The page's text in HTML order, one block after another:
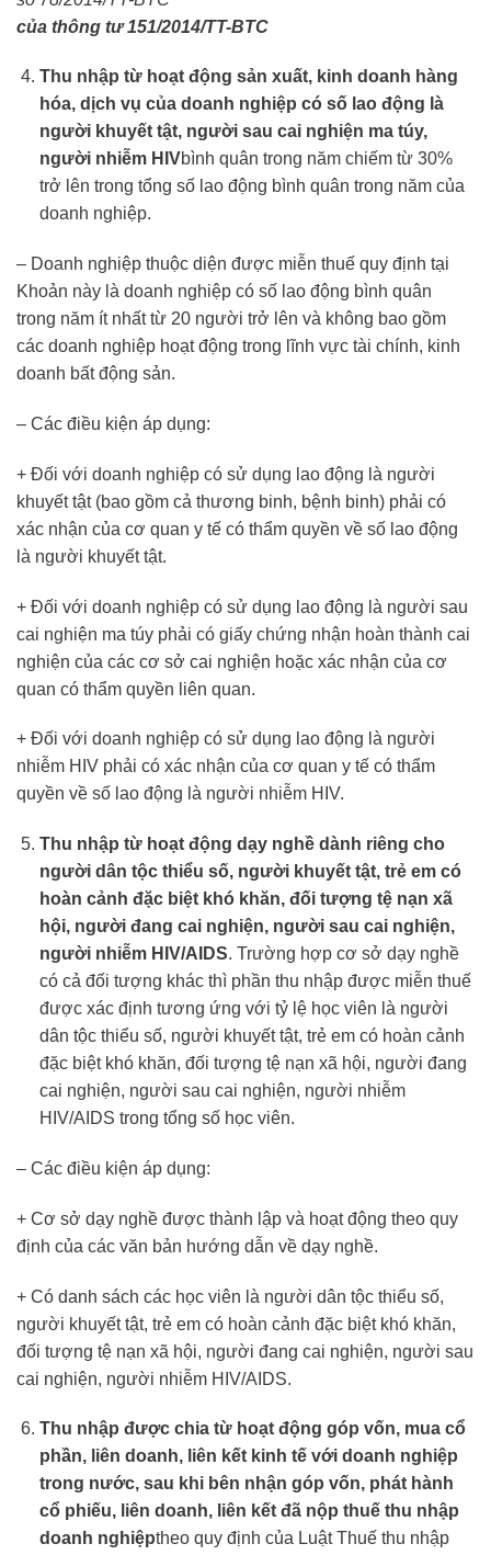
của thông tư 151/2014/TT-BTC
Thu nhập từ hoạt động sản xuất, kinh doanh hàng
hóa, dịch vụ của doanh nghiệp có số lao động là
người khuyết tật, người sau cai nghiện ma túy,
người nhiễm HIVbình quân trong năm chiếm từ 30%
trở lên trong tổng số lao động bình quân trong năm của
doanh nghiệp.
– Doanh nghiệp thuộc diện được miễn thuế quy định tại
Khoản này là doanh nghiệp có số lao động bình quân
trong năm ít nhất từ 20 người trở lên và không bao gồm
các doanh nghiệp hoạt động trong lĩnh vực tài chính, kinh
doanh bất động sản.
– Các điều kiện áp dụng:
+ Đối với doanh nghiệp có sử dụng lao động là người
khuyết tật (bao gồm cả thương binh, bệnh binh) phải có
xác nhận của cơ quan y tế có thẩm quyền về số lao động
là người khuyết tật.
+ Đối với doanh nghiệp có sử dụng lao động là người sau
cai nghiện ma túy phải có giấy chứng nhận hoàn thành cai
nghiện của các cơ sở cai nghiện hoặc xác nhận của cơ
quan có thẩm quyền liên quan.
+ Đối với doanh nghiệp có sử dụng lao động là người
nhiễm HIV phải có xác nhận của cơ quan y tế có thẩm
quyền về số lao động là người nhiễm HIV.
Thu nhập từ hoạt động dạy nghề dành riêng cho
người dân tộc thiểu số, người khuyết tật, trẻ em có
hoàn cảnh đặc biệt khó khăn, đối tượng tệ nạn xã
hội, người đang cai nghiện, người sau cai nghiện,
người nhiễm HIV/AIDS. Trường hợp cơ sở dạy nghề
có cả đối tượng khác thì phần thu nhập được miễn thuế
được xác định tương ứng với tỷ lệ học viên là người
dân tộc thiểu số, người khuyết tật, trẻ em có hoàn cảnh
đặc biệt khó khăn, đối tượng tệ nạn xã hội, người đang
cai nghiện, người sau cai nghiện, người nhiễm
HIV/AIDS trong tổng số học viên.
– Các điều kiện áp dụng:
+ Cơ sở dạy nghề được thành lập và hoạt động theo quy
định của các văn bản hướng dẫn về dạy nghề.
+ Có danh sách các học viên là người dân tộc thiểu số,
người khuyết tật, trẻ em có hoàn cảnh đặc biệt khó khăn,
đối tượng tệ nạn xã hội, người đang cai nghiện, người sau
cai nghiện, người nhiễm HIV/AIDS.
Thu nhập được chia từ hoạt động góp vốn, mua cổ
phần, liên doanh, liên kết kinh tế với doanh nghiệp
trong nước, sau khi bên nhận góp vốn, phát hành
cổ phiếu, liên doanh, liên kết đã nộp thuế thu nhập
doanh nghiệptheo quy định của Luật Thuế thu nhập